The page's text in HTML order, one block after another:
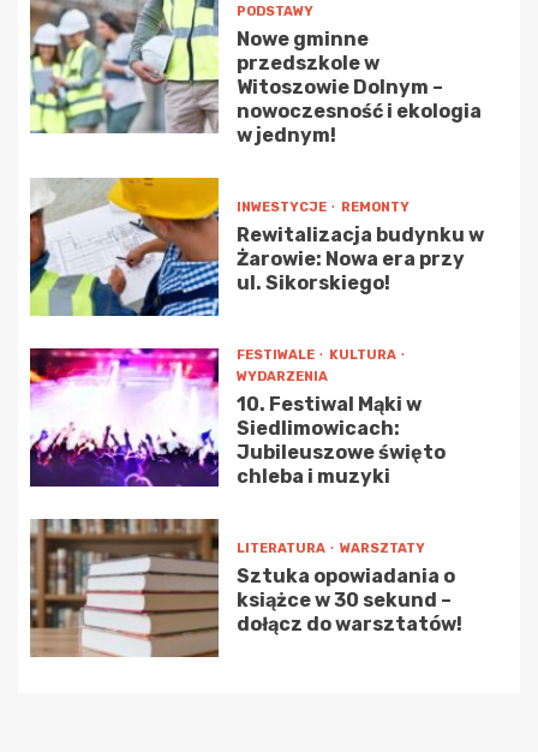
PODSTAWY
Nowe gminne
przedszkole w
Witoszowie Dolnym –
nowoczesność i ekologia
w jednym!
INWESTYCJE REMONTY
Rewitalizacja budynku w
Żarowie: Nowa era przy
ul. Sikorskiego!
FESTIWALE
KULTURA
WYDARZENIA
10. Festiwal Mąki w
Siedlimowicach:
Jubileuszowe święto
chleba i muzyki
LITERATURA WARSZTATY
Sztuka opowiadania o
książce w 30 sekund –
dołącz do warsztatów!